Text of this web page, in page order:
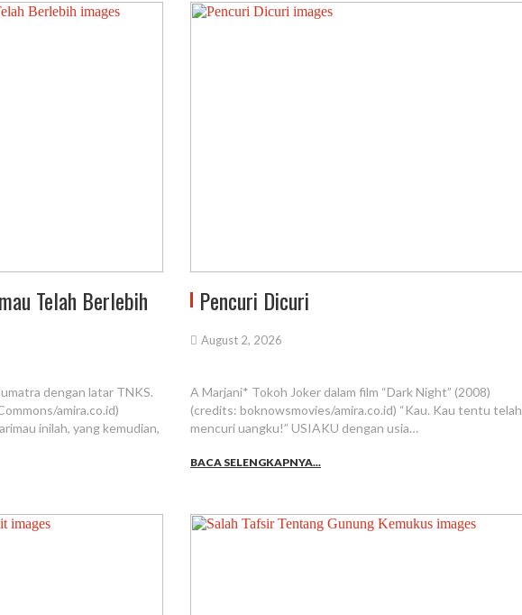
Telah Berlebih
dengan latar TNKS.
amira.co.id)
inilah, yang kemudian,
Pencuri Dicuri
August 2, 2026
A Marjani* Tokoh Joker dalam film “Dark Night” (2008)
(credits: boknowsmovies/amira.co.id) “Kau. Kau tentu telah
mencuri uangku!” USIAKU dengan usia…
BACA SELENGKAPNYA...